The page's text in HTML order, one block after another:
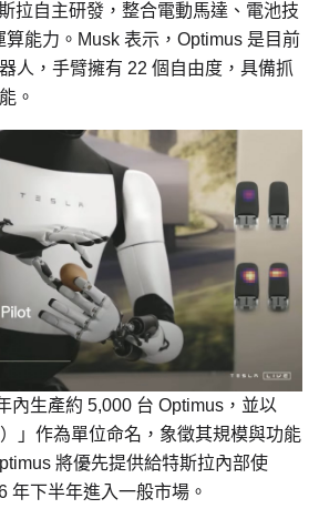
拉自主研發，整合電動馬達、電池技
能力。Musk 表示，Optimus 是目前
人，手臂擁有 22 個自由度，具備抓
。
內生產約 5,000 台 Optimus，並以
」作為單位命名，象徵其規模與功能
將優先提供給特斯拉內部使
年下半年進入一般市場。